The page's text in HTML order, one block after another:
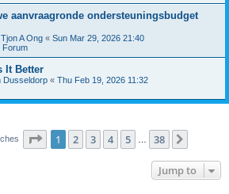
aanvraagronde ondersteuningsbudget
A Ong « Sun Mar 29, 2026 21:40
Forum
It Better
Dusseldorp « Thu Feb 19, 2026 11:32
Page 1of 38
1 2 3 4 5 … 38
Jump to